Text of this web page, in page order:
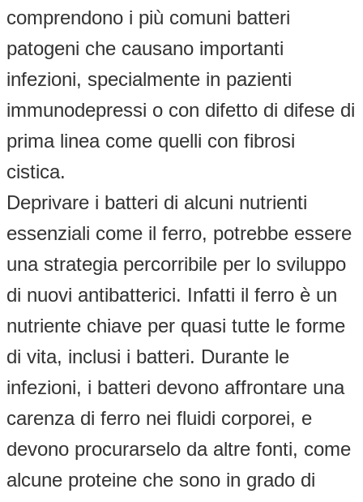
comprendono i più comuni batteri
patogeni che causano importanti
infezioni, specialmente in pazienti
immunodepressi o con difetto di difese di
prima linea come quelli con fibrosi
cistica.
Deprivare i batteri di alcuni nutrienti
essenziali come il ferro, potrebbe essere
una strategia percorribile per lo sviluppo
di nuovi antibatterici. Infatti il ferro è un
nutriente chiave per quasi tutte le forme
di vita, inclusi i batteri. Durante le
infezioni, i batteri devono affrontare una
carenza di ferro nei fluidi corporei, e
devono procurarselo da altre fonti, come
alcune proteine che sono in grado di